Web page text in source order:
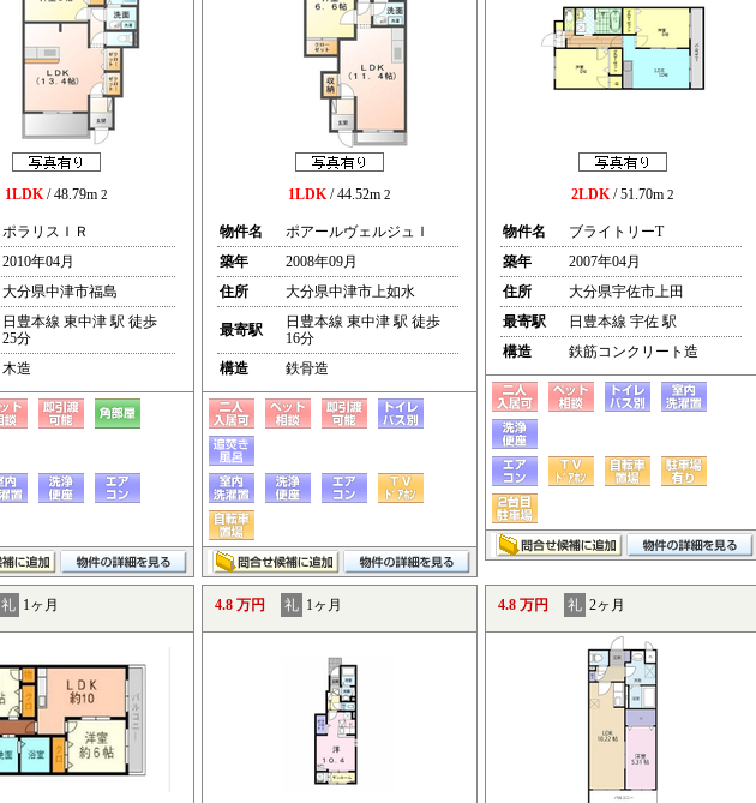
1LDK/ 48.79m 2
ポラリスＩＲ
2010年04月
大分県中津市福島
日豊本線 東中津 駅 徒歩
25分
木造
1LDK/ 44.52m 2
物件名
ポアールヴェルジュＩ
築年
2008年09月
住所
大分県中津市上如水
最寄駅
日豊本線 東中津 駅 徒歩
16分
構造
鉄骨造
2LDK/ 51.70m 2
物件名
ブライトリーT
築年
2007年04月
住所
大分県宇佐市上田
最寄駅
日豊本線 宇佐 駅
構造
鉄筋コンクリート造
礼 1ヶ月 4.8 万円 礼 1ヶ月 4.8 万円 礼 2ヶ月